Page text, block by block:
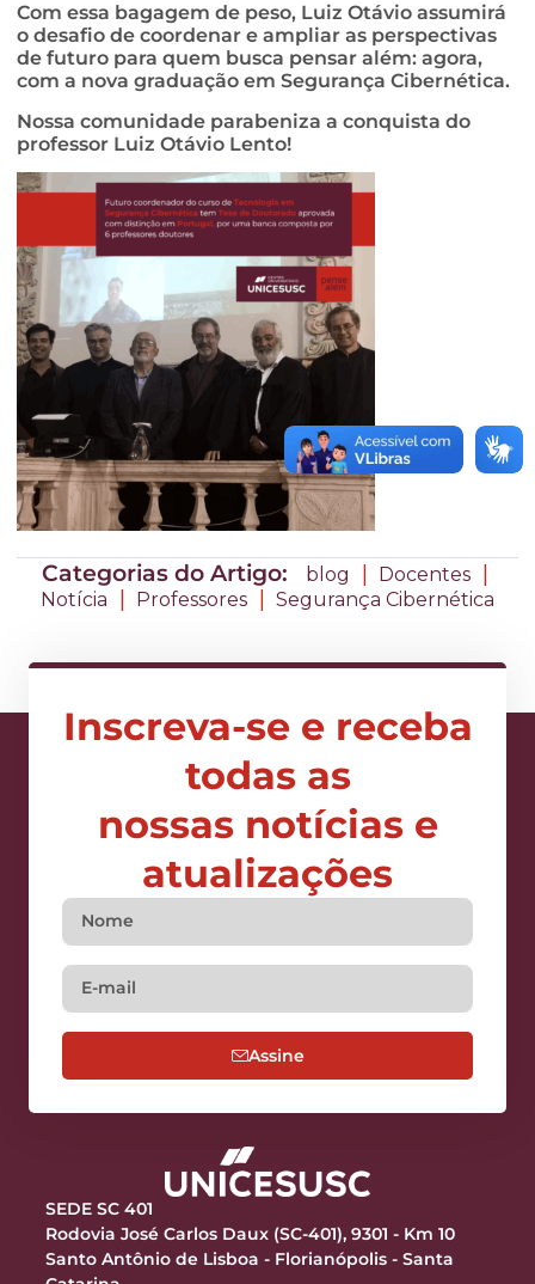
Com essa bagagem de peso, Luiz Otávio assumirá
o desafio de coordenar e ampliar as perspectivas
de futuro para quem busca pensar além: agora,
com a nova graduação em Segurança Cibernética.
Nossa comunidade parabeniza a conquista do
professor Luiz Otávio Lento!
Categorias do Artigo: blog | Docentes |
Notícia | Professores | Segurança Cibernética
Inscreva-se e receba
todas as
nossas notícias e
atualizações
Assine
SEDE SC 401
Rodovia José Carlos Daux (SC-401), 9301 - Km 10
Santo Antônio de Lisboa - Florianópolis - Santa